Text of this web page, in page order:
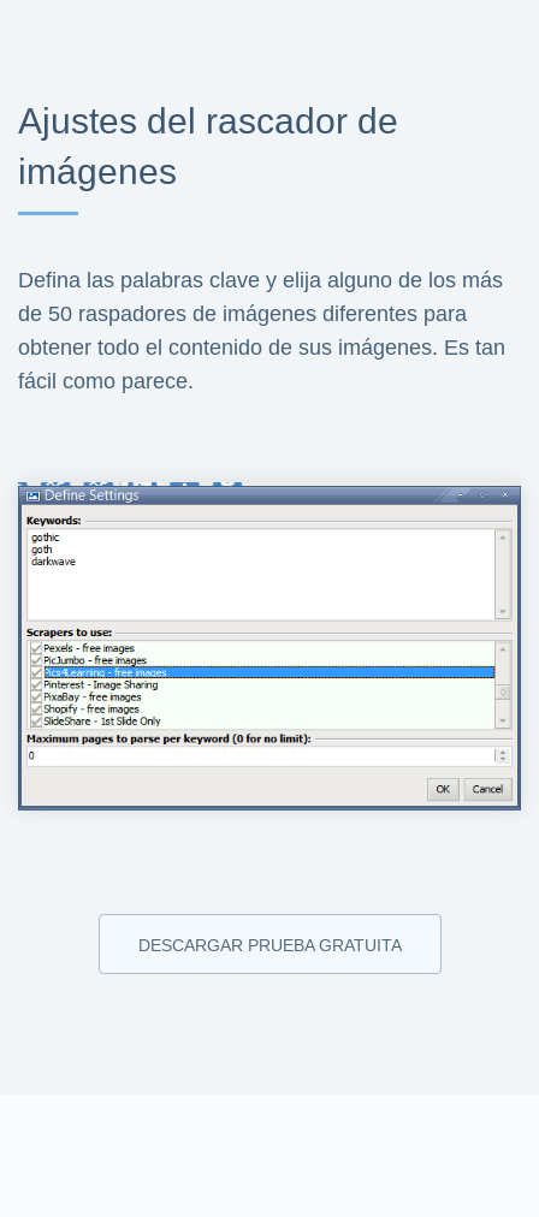
Ajustes del rascador de
imágenes
Defina las palabras clave y elija alguno de los más
de 50 raspadores de imágenes diferentes para
obtener todo el contenido de sus imágenes. Es tan
fácil como parece.
DESCARGAR PRUEBA GRATUITA